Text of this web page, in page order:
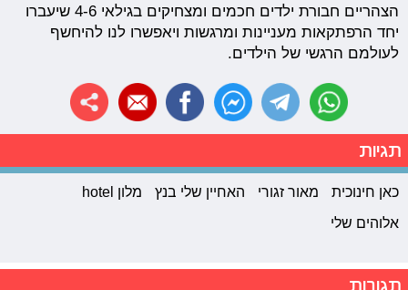
הצהריים חבורת ילדים חכמים ומצחיקים בגילאי 4-6 שיעברו
יחד הרפתקאות מעניינות ומרגשות ויאפשרו לנו להיחשף
לעולמם הרגשי של הילדים.
תגיות
כאן חינוכית מאור זגורי האחיין שלי בנץ
מלון hotel
אלוהים שלי
תגובות